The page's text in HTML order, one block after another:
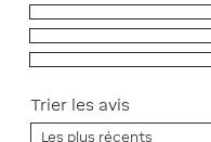
Trier les avis